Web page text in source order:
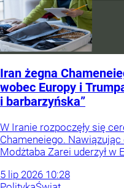
Iran żegna
wobec Europy i
i barbarzyńska”
W Iranie rozpoczęły się
Chameneiego.
Modżtaba Zarei uderzył w
5 lip 2026 10:28